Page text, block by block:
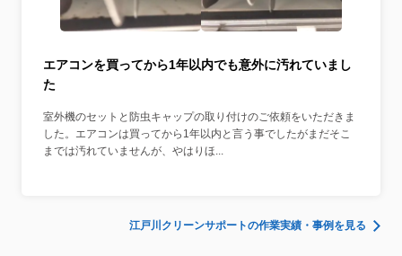
エアコンを買ってから1年以内でも意外に汚れていまし
た
室外機のセットと防虫キャップの取り付けのご依頼をいただきま
した。エアコンは買ってから1年以内と言う事でしたがまだそこ
までは汚れていませんが、やはりほ...
江戸川クリーンサポートの作業実績・事例を見る